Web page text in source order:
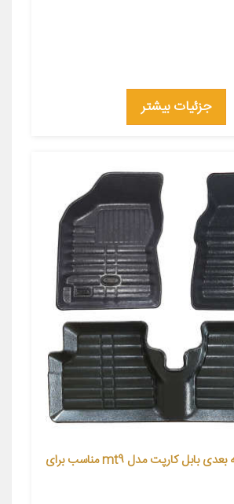
جزئیات بیشتر
کفپوش خودرو سه بعدی بابل کارپت مدل mt9 مناسب برای